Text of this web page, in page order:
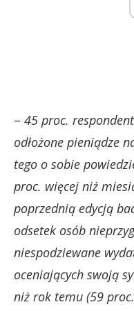
– 45 proc.
odłożone pieniądze
tego o sobie
proc. więcej niż
poprzednią edycją
odsetek osób
niespodziewane
oceniających swoją
niż rok temu (59